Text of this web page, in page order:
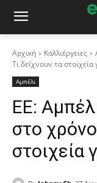
Αρχική Καλλιέργειες
Τι δείχνουν τα στοιχεία
Αμπέλι
ΕΕ:
στο
στοιχεία